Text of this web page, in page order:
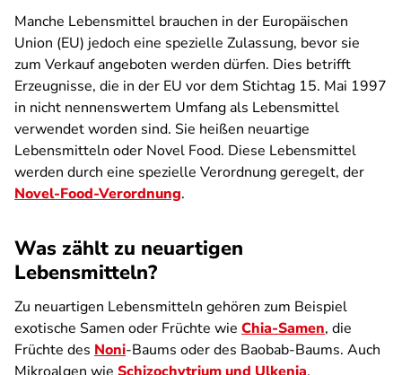
Manche Lebensmittel brauchen in der Europäischen
Union (EU) jedoch eine spezielle Zulassung, bevor sie
zum Verkauf angeboten werden dürfen. Dies betrifft
Erzeugnisse, die in der EU vor dem Stichtag 15. Mai 1997
in nicht nennenswertem Umfang als Lebensmittel
verwendet worden sind. Sie heißen neuartige
Lebensmitteln oder Novel Food. Diese Lebensmittel
werden durch eine spezielle Verordnung geregelt, der
Novel-Food-Verordnung.
Was zählt zu neuartigen
Lebensmitteln?
Zu neuartigen Lebensmitteln gehören zum Beispiel
exotische Samen oder Früchte wie Chia-Samen, die
Früchte des Noni-Baums oder des Baobab-Baums. Auch